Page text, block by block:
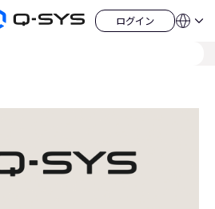
ログイン
ロ
グ
言